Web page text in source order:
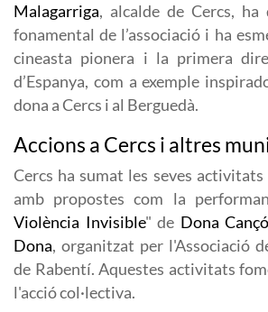
Malagarriga, alcalde de Cercs, ha
fonamental de l’associació i ha
cineasta pionera i la primera
d’Espanya, com a exemple
dona a Cercs i al Berguedà.
Accions a Cercs i altres
Cercs ha sumat les seves
amb propostes com la
Violència Invisible" de Dona Cançó
Dona, organitzat per l'Associació
de Rabentí. Aquestes activitats
l'acció col·lectiva.